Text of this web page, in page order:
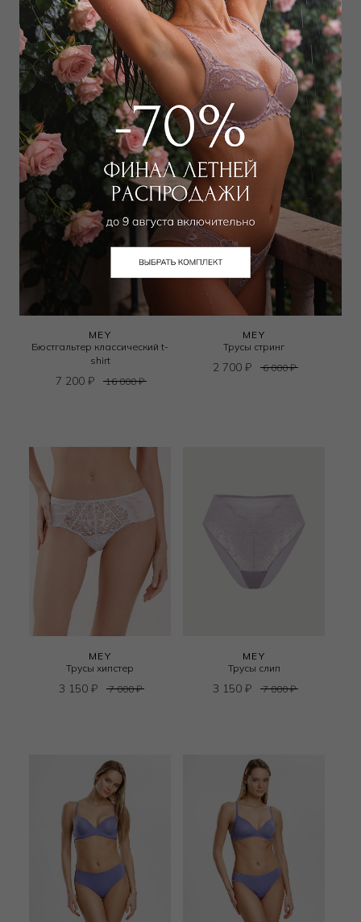
WILD ORCHID
Трусы слип
3 500₽ |+ 175 бонусов
+ 1 цвет
MEY
Бюстгальтер классический
push-up
6 300₽ 14 000₽
MEY
Бюстгальтер классический t-
shirt
7 200 ₽ 16 000₽
MEY
Трусы стринг
2 700 ₽ 6 000₽
MEY
Трусы хипстер
3 150 ₽ 7 000₽
MEY
Трусы слип
3 150 ₽ 7 000₽